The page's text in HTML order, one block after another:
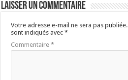
Laisser un commentaire
Votre adresse e-mail ne sera pas publiée.
sont indiqués avec*
Commentaire*